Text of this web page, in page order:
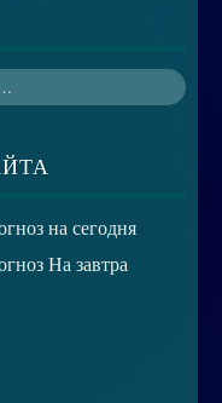
на сегодня
На завтра